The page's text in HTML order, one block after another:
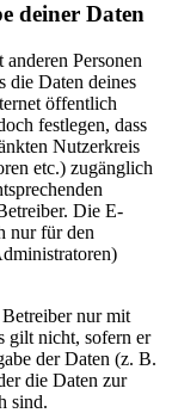
deiner Daten
Personen
die Daten deines
öffentlich
festlegen, dass
Nutzerkreis
etc.) zugänglich
Die E-
nur für den
nur mit
gilt nicht, sofern er
der Daten (z. B.
die Daten zur
sind.